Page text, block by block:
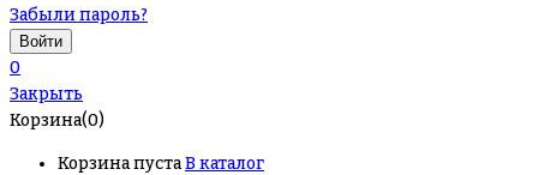
Забыли пароль?
0
Закрыть
Корзина(0)
Корзина пустаВ каталог